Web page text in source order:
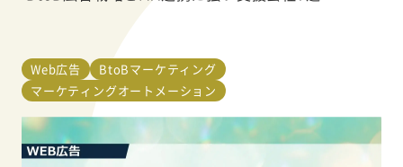
Web広告
BtoBマーケティング
マーケティングオートメーション